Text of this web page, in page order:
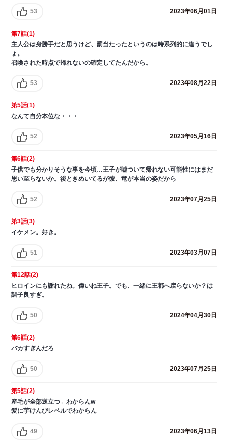
53 2023年06月01日
第7話(1)
主人公は身勝手だと思うけど、罰当たったというのは時系列的に違うでし
ょ。
召喚された時点で帰れないの確定してたんだから。
53 2023年08月22日
第5話(1)
なんて自分本位な・・・
52 2023年05月16日
第6話(2)
子供でも分かりそうな事を今頃…王子が嘘ついて帰れない可能性にはまだ
思い至らないか。後ときめいてるが彼、竜が本当の姿だから
52 2023年07月25日
第3話(3)
イケメン。好き。
51 2023年03月07日
第12話(2)
ヒロインにも謝れたね。偉いね王子。でも、一緒に王都へ戻らないか？は
調子良すぎ。
50 2024年04月30日
第6話(2)
バカすぎんだろ
50 2023年07月25日
第5話(2)
産毛が全部逆立つ←わからんw
髪に芋けんぴレベルでわからん
49 2023年06月13日